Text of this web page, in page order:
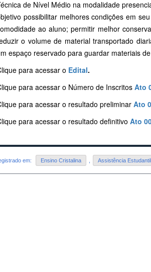
de Nível Médio na modalidade
possibilitar melhores condições em
ao aluno; permitir melhor
o volume de material transportado
espaço reservado para guardar materiais
para acessar o Edital.
para acessar o Número de Inscritos Ato
para acessar o resultado preliminar Ato
para acessar o resultado definitivo Ato
em: Ensino Cristalina Assistência